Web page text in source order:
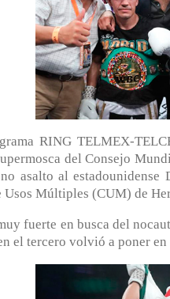
RING TELMEX-
del Consejo
asalto al estadounidense
Múltiples (CUM) de
fuerte en busca del
el tercero volvió a poner